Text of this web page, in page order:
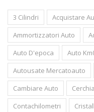
3 Cilindri Acquistare
Ammortizzatori Auto
Auto D'epoca
Auto
Autousate Mercatoauto
Cambiare Auto
Contachilometri